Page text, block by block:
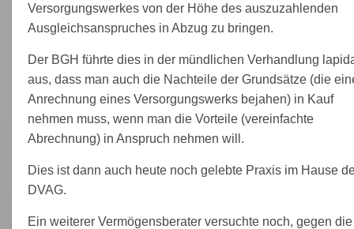
Versorgungswerkes von der Höhe des auszuzahlenden
Ausgleichsanspruches in Abzug zu bringen.
Der BGH führte dies in der mündlichen Verhandlung
aus, dass man auch die Nachteile der Grundsätze (die
Anrechnung eines Versorgungswerks bejahen) in Kauf
nehmen muss, wenn man die Vorteile (vereinfachte
Abrechnung) in Anspruch nehmen will.
Dies ist dann auch heute noch gelebte Praxis im Hause
DVAG.
Ein weiterer Vermögensberater versuchte noch, gegen die